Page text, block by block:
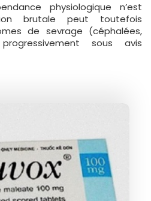
physiologique n’est
brutale peut toutefois
de sevrage (céphalées,
sous avis